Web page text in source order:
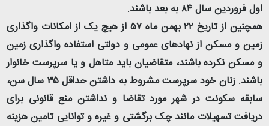
اول فروردین سال ٨۴ به بعد باشند.
همچنین از تاریخ ۲۲ بهمن ماه ۵٧ از هیچ یک از امکانات واگذاری
زمین و مسکن از نهادهای عمومی و دولتی استفاده واگذاری زمین
و مسکن نکرده باشند، متقاضیان باید متاهل و یا سرپرست خانوار
باشند. زنان خود سرپرست مشروط به داشتن حداقل ۳۵ سال سن،
سابقه سکونت در شهر مورد تقاضا و نداشتن منع قانونی برای
دریافت تسهیلات مانند چک برگشتی و غیره و توانایی تامین هزینه